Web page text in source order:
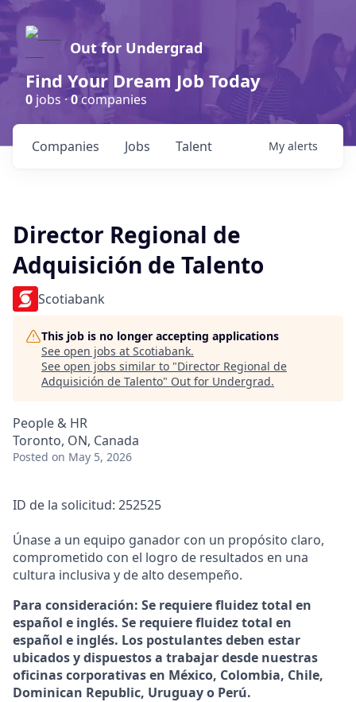
Out for Undergrad
Find Your Dream Job Today
0 jobs ·0companies
Jobs
Companies Talent My alerts
Director Regional de
Adquisición de Talento
Scotiabank
This job is no longer accepting applications
See open jobs at Scotiabank.
See open jobs similar to "Director Regional de
Adquisición de Talento" Out for Undergrad.
People & HR
Toronto, ON, Canada
Posted on May 5, 2026
ID de la solicitud: 252525
Únase a un equipo ganador con un propósito claro,
comprometido con el logro de resultados en una
cultura inclusiva y de alto desempeño.
Para consideración: Se requiere fluidez total en
español e inglés. Se requiere fluidez total en
español e inglés. Los postulantes deben estar
ubicados y dispuestos a trabajar desde nuestras
oficinas corporativas en México, Colombia, Chile,
Dominican Republic, Uruguay o Perú.